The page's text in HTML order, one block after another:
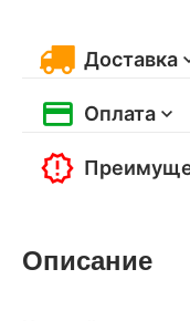
Доставка
Оплата
Описание